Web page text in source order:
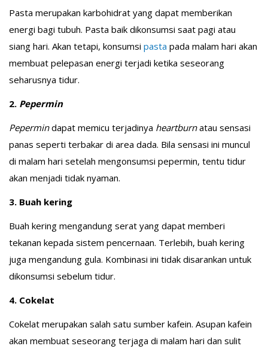
Pasta merupakan karbohidrat yang dapat memberikan
energi bagi tubuh. Pasta baik dikonsumsi saat pagi atau
siang hari. Akan tetapi, konsumsi pasta pada malam hari akan
membuat pelepasan energi terjadi ketika seseorang
seharusnya tidur.
2. Pepermin
Pepermindapat memicu terjadinya heartburnatau sensasi
panas seperti terbakar di area dada. Bila sensasi ini muncul
di malam hari setelah mengonsumsi pepermin, tentu tidur
akan menjadi tidak nyaman.
3. Buah kering
Buah kering mengandung serat yang dapat memberi
tekanan kepada sistem pencernaan. Terlebih, buah kering
juga mengandung gula. Kombinasi ini tidak disarankan untuk
dikonsumsi sebelum tidur.
4. Cokelat
Cokelat merupakan salah satu sumber kafein. Asupan kafein
akan membuat seseorang terjaga di malam hari dan sulit